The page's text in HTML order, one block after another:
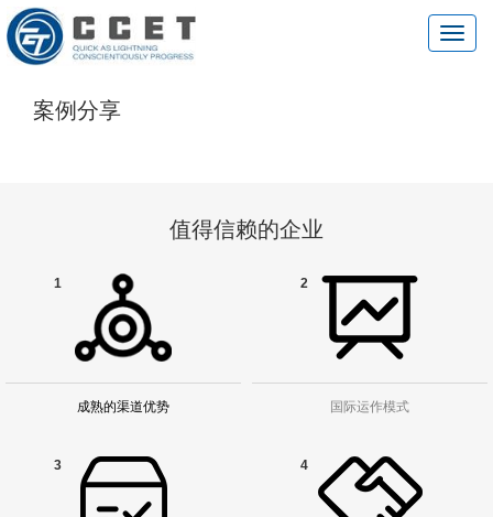
切
换
案例分享
值得信赖的企业
1
成熟的渠道优势
2
国际运作模式
3 4